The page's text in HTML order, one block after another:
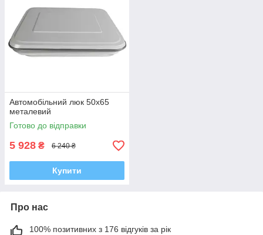
Автомобільний люк 50х65
металевий
Готово до відправки
5 928 ₴ 6 240 ₴
Купити
Про нас
100% позитивних з 176 відгуків за рік